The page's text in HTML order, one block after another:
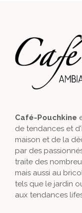
Café-Pouchkine
de tendances et
maison et de la
par des
traite des
mais aussi au
tels que le jardin
aux tendances